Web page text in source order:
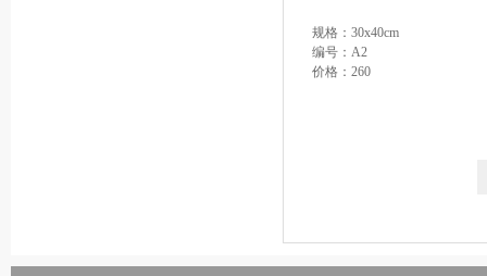
规格：30x40cm
编号：A2
价格：260